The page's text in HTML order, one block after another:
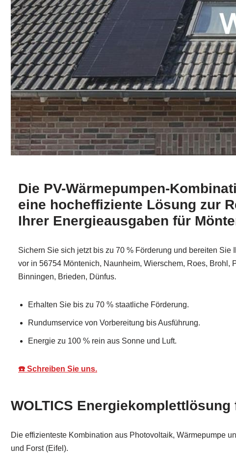
Die PV-Wärmepumpen-
eine hocheffiziente Lösung zur
Ihrer Energieausgaben für
Sichern Sie sich jetzt bis zu 70 % Förderung und bereiten Sie
vor in 56754 Möntenich, Naunheim, Wierschem, Roes, Brohl,
Binningen, Brieden, Dünfus.
Erhalten Sie bis zu 70 % staatliche Förderung.
Rundumservice von Vorbereitung bis Ausführung.
Energie zu 100 % rein aus Sonne und Luft.
☎️ Schreiben Sie uns.
WOLTICS
Die effizienteste Kombination aus Photovoltaik, Wärmepumpe
und Forst (Eifel).